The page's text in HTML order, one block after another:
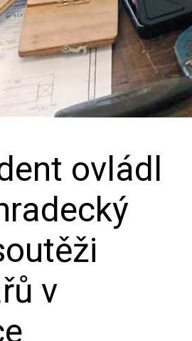
ovládl
v